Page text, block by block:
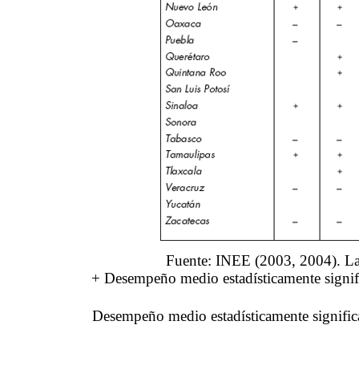
Fuente: INEE (2003, 2004).
+ Desempeño medio estadísticamente
 Desempeño medio estadísticamente